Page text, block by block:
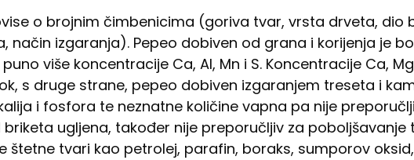
o brojnim čimbenicima (goriva tvar, vrsta drveta, dio
način izgaranja). Pepeo dobiven od grana i korijenja je
više koncentracije Ca, Al, Mn i S. Koncentracije Ca,
s druge strane, pepeo dobiven izgaranjem treseta i
i fosfora te neznatne količine vapna pa nije
ugljena, također nije preporučljiv za poboljšavanje
štetne tvari kao petrolej, parafin, boraks, sumporov